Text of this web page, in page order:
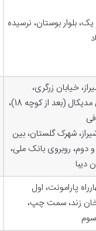
یک، بلوار بوستان، نرسیده
1: شیراز، خیابان زرگری،
ساختمان مدیکال (بعد از کوچه 18)،
2: شیراز، شهرک گلستان، بین
دوم، روبروی بانک ملی،
دیبا
پارامونت، اول
زند، سمت چپ،